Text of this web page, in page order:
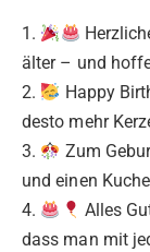
1.
älter – und
2.
Happy
desto mehr
3.
Zum
und einen
4.
Alles
dass man mit